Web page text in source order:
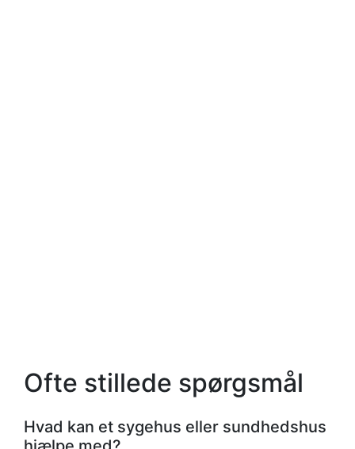
Ofte stillede spørgsmål
Hvad kan et sygehus eller sundhedshus